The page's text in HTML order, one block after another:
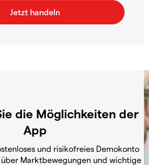
die Möglichkeiten der
App
und risikofreies Demokonto
über Marktbewegungen und wichtige